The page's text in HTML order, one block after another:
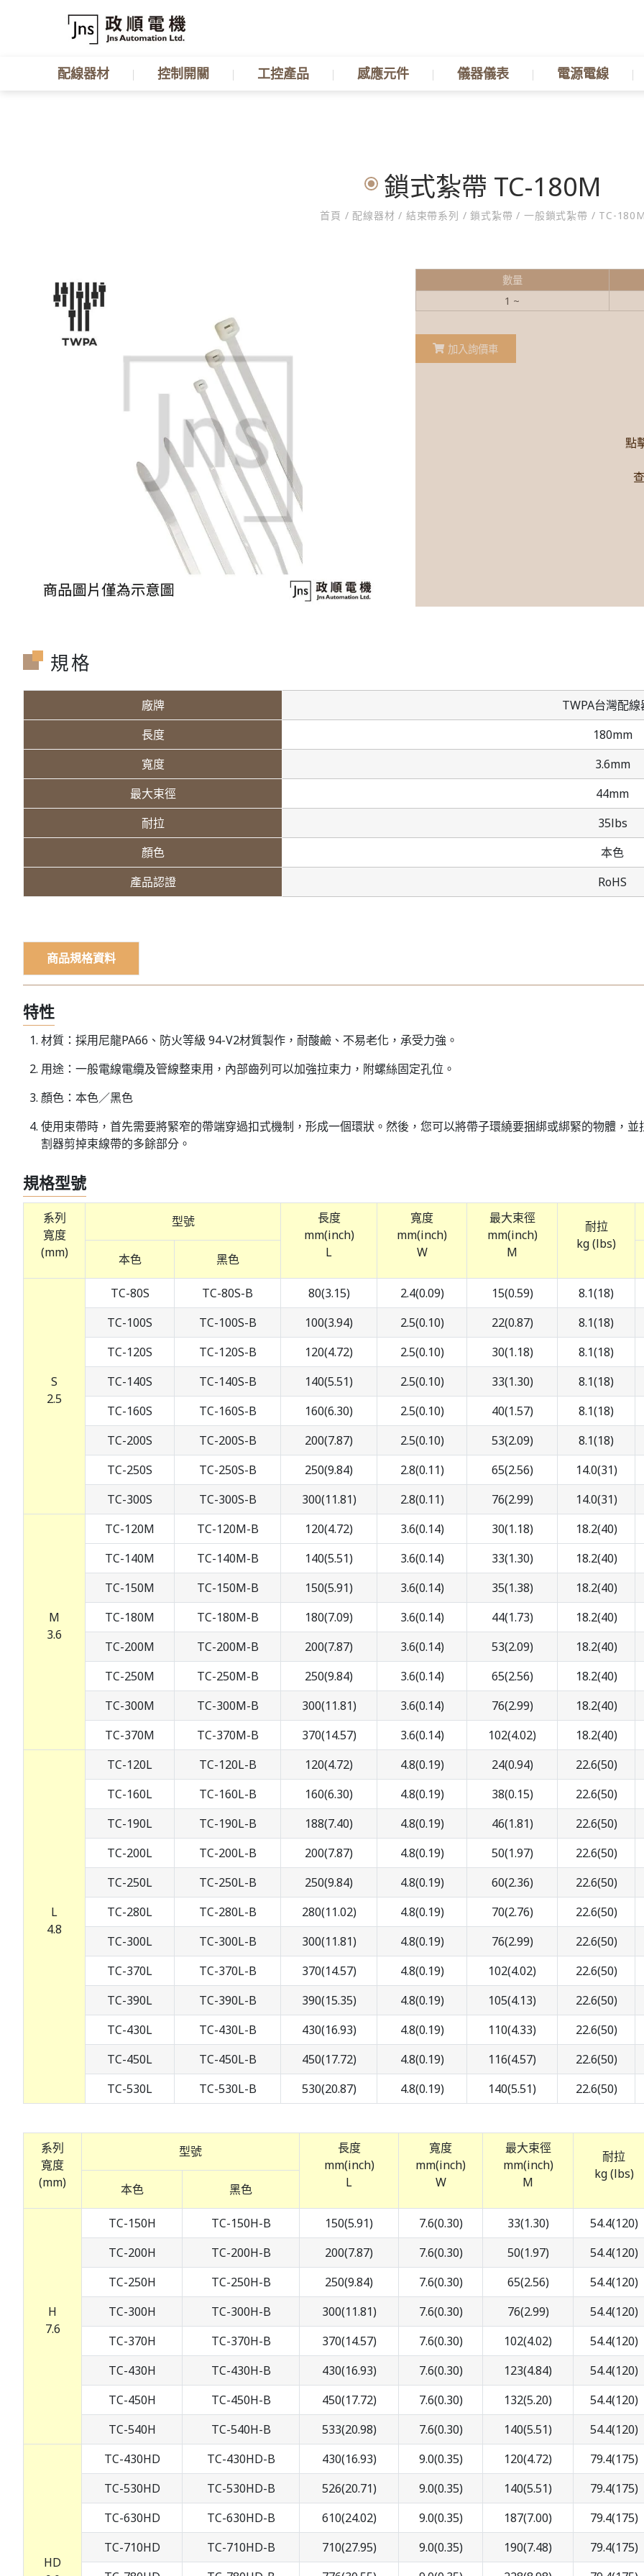
配線器材 控制開關 工控產品 感應元件 儀器儀表 電源電線
鎖式紮帶 TC-180M
首頁 / 配線器材/ 結束帶系列 / 鎖式紮帶/ 一般鎖式紮帶 / TC-
點
數量
1 ~
加入詢價車
規格
廠牌
TWPA台灣配線
長度
180mm
寬度
3.6mm
最大束徑
44mm
耐拉
35lbs
顏色
本色
產品認證
RoHS
商品規格資料
特性
材質：採用尼龍PA66、防火等級 94-V2材質製作，耐酸鹼、不易老化，承受力強。
用途：一般電線電纜及管線整束用，內部齒列可以加強拉束力，附螺絲固定孔位。
顏色：本色／黑色
使用束帶時，首先需要將緊窄的帶端穿過扣式機制，形成一個環狀。然後，您可以將帶子環繞要捆綁或綁緊的物體，
割器剪掉束線帶的多餘部分。
規格型號
系列
寬度
(mm)
型號
長度
mm(inch)
L
寬度
mm(inch)
W
最大束徑
mm(inch)
M
耐拉
kg (lbs)
本色
黑色
S
2.5
TC-80S TC-80S-B 80(3.15) 2.4(0.09) 15(0.59)
8.1(18)
TC-100S
TC-100S-B 100(3.94) 2.5(0.10) 22(0.87)
8.1(18)
TC-120S
TC-120S-B 120(4.72) 2.5(0.10) 30(1.18)
8.1(18)
TC-140S
TC-140S-B 140(5.51) 2.5(0.10) 33(1.30)
8.1(18)
TC-160S
TC-160S-B 160(6.30) 2.5(0.10) 40(1.57)
8.1(18)
TC-200S
TC-200S-B 200(7.87) 2.5(0.10) 53(2.09)
8.1(18)
TC-250S
TC-250S-B 250(9.84) 2.8(0.11) 65(2.56)
14.0(31)
TC-300S
TC-300S-B 300(11.81) 2.8(0.11) 76(2.99) 14.0(31)
M
3.6
TC-120M TC-120M-B 120(4.72) 3.6(0.14) 30(1.18)
18.2(40)
TC-140M
TC-140M-B 140(5.51) 3.6(0.14) 33(1.30)
18.2(40)
TC-150M
TC-150M-B 150(5.91) 3.6(0.14) 35(1.38)
18.2(40)
TC-180M
TC-180M-B 180(7.09) 3.6(0.14) 44(1.73)
18.2(40)
TC-200M
TC-200M-B 200(7.87) 3.6(0.14) 53(2.09)
18.2(40)
TC-250M
TC-250M-B 250(9.84) 3.6(0.14) 65(2.56)
18.2(40)
TC-300M
TC-300M-B 300(11.81) 3.6(0.14) 76(2.99)
18.2(40)
TC-370M
TC-370M-B 370(14.57) 3.6(0.14) 102(4.02) 18.2(40)
L
4.8
TC-120L TC-120L-B 120(4.72) 4.8(0.19) 24(0.94)
22.6(50)
TC-160L
TC-160L-B 160(6.30) 4.8(0.19) 38(0.15)
22.6(50)
TC-190L
TC-190L-B 188(7.40) 4.8(0.19) 46(1.81)
22.6(50)
TC-200L
TC-200L-B 200(7.87) 4.8(0.19) 50(1.97)
22.6(50)
TC-250L
TC-250L-B 250(9.84) 4.8(0.19) 60(2.36)
22.6(50)
TC-280L
TC-280L-B 280(11.02) 4.8(0.19) 70(2.76)
22.6(50)
TC-300L
TC-300L-B 300(11.81) 4.8(0.19) 76(2.99)
22.6(50)
TC-370L
TC-370L-B 370(14.57) 4.8(0.19) 102(4.02)
22.6(50)
TC-390L
TC-390L-B 390(15.35) 4.8(0.19) 105(4.13)
22.6(50)
TC-430L
TC-430L-B 430(16.93) 4.8(0.19) 110(4.33)
22.6(50)
TC-450L
TC-450L-B 450(17.72) 4.8(0.19) 116(4.57)
22.6(50)
TC-530L
TC-530L-B 530(20.87) 4.8(0.19) 140(5.51) 22.6(50)
系列
寬度
(mm)
型號
長度
mm(inch)
L
寬度
mm(inch)
W
最大束徑
mm(inch)
M
耐拉
kg (lbs)
本色
黑色
H
7.6
TC-150H TC-150H-B 150(5.91) 7.6(0.30) 33(1.30)
54.4(120)
TC-200H
TC-200H-B 200(7.87) 7.6(0.30) 50(1.97)
54.4(120)
TC-250H
TC-250H-B 250(9.84) 7.6(0.30) 65(2.56)
54.4(120)
TC-300H
TC-300H-B 300(11.81) 7.6(0.30) 76(2.99)
54.4(120)
TC-370H
TC-370H-B 370(14.57) 7.6(0.30) 102(4.02)
54.4(120)
TC-430H
TC-430H-B 430(16.93) 7.6(0.30) 123(4.84)
54.4(120)
TC-450H
TC-450H-B 450(17.72) 7.6(0.30) 132(5.20)
54.4(120)
TC-540H
TC-540H-B 533(20.98) 7.6(0.30) 140(5.51) 54.4(120)
HD
TC-430HD TC-430HD-B 430(16.93) 9.0(0.35) 120(4.72)
79.4(175)
TC-530HD
TC-530HD-B 526(20.71) 9.0(0.35) 140(5.51)
79.4(175)
TC-630HD
TC-630HD-B 610(24.02) 9.0(0.35) 187(7.00)
79.4(175)
TC-710HD
TC-710HD-B 710(27.95) 9.0(0.35) 190(7.48)
79.4(175)